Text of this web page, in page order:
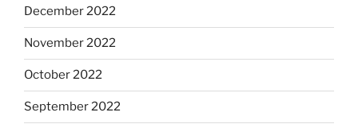
December 2022
November 2022
October 2022
September 2022